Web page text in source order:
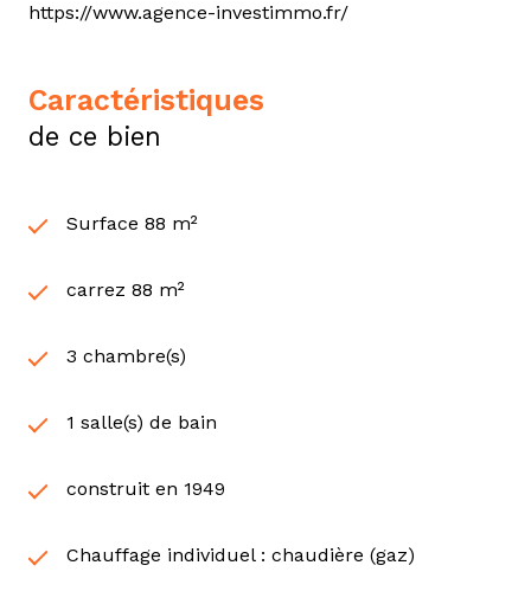
https://www.agence-investimmo.fr/
caractéristiques
de ce bien
Surface 88 m²
carrez 88 m²
3 chambre(s)
1 salle(s) de bain
construit en 1949
Chauffage individuel : chaudière (gaz)